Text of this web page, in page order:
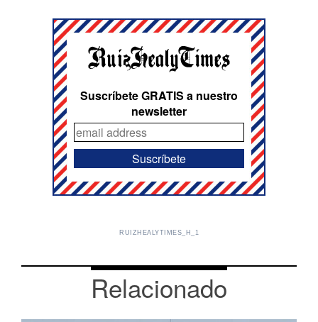
Suscríbete GRATIS a nuestro
newsletter
RUIZHEALYTIMES_H_1
Relacionado